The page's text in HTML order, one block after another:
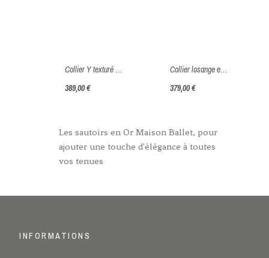
Collier Y texturé grunge - Or Jaune ou Or Blanc 375 millièmes (9 Carats)
389,00 €
Collier losange en chute fine - Or Jaune ou Or Blanc 375 millièmes (9 Carats)
379,00 €
Les sautoirs en Or Maison Ballet, pour
ajouter une touche d'élégance à toutes
vos tenues
INFORMATIONS